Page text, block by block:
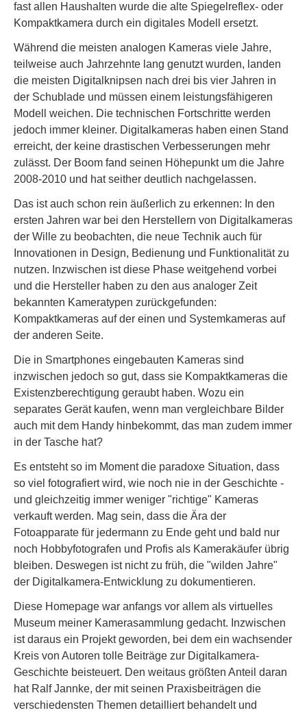
fast allen Haushalten wurde die alte Spiegelreflex- oder
Kompaktkamera durch ein digitales Modell ersetzt.
Während die meisten analogen Kameras viele Jahre,
teilweise auch Jahrzehnte lang genutzt wurden, landen
die meisten Digitalknipsen nach drei bis vier Jahren in
der Schublade und müssen einem leistungsfähigeren
Modell weichen. Die technischen Fortschritte werden
jedoch immer kleiner. Digitalkameras haben einen Stand
erreicht, der keine drastischen Verbesserungen mehr
zulässt. Der Boom fand seinen Höhepunkt um die Jahre
2008-2010 und hat seither deutlich nachgelassen.
Das ist auch schon rein äußerlich zu erkennen: In den
ersten Jahren war bei den Herstellern von Digitalkameras
der Wille zu beobachten, die neue Technik auch für
Innovationen in Design, Bedienung und Funktionalität zu
nutzen. Inzwischen ist diese Phase weitgehend vorbei
und die Hersteller haben zu den aus analoger Zeit
bekannten Kameratypen zurückgefunden:
Kompaktkameras auf der einen und Systemkameras auf
der anderen Seite.
Die in Smartphones eingebauten Kameras sind
inzwischen jedoch so gut, dass sie Kompaktkameras die
Existenzberechtigung geraubt haben. Wozu ein
separates Gerät kaufen, wenn man vergleichbare Bilder
auch mit dem Handy hinbekommt, das man zudem immer
in der Tasche hat?
Es entsteht so im Moment die paradoxe Situation, dass
so viel fotografiert wird, wie noch nie in der Geschichte -
und gleichzeitig immer weniger "richtige" Kameras
verkauft werden. Mag sein, dass die Ära der
Fotoapparate für jedermann zu Ende geht und bald nur
noch Hobbyfotografen und Profis als Kamerakäufer übrig
bleiben. Deswegen ist nicht zu früh, die "wilden Jahre"
der Digitalkamera-Entwicklung zu dokumentieren.
Diese Homepage war anfangs vor allem als virtuelles
Museum meiner Kamerasammlung gedacht. Inzwischen
ist daraus ein Projekt geworden, bei dem ein wachsender
Kreis von Autoren tolle Beiträge zur Digitalkamera-
Geschichte beisteuert. Den weitaus größten Anteil daran
hat Ralf Jannke, der mit seinen Praxisbeiträgen die
verschiedensten Themen detailliert behandelt und